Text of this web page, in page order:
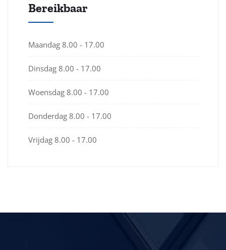
Bereikbaar
Maandag 8.00 - 17.00
Dinsdag 8.00 - 17.00
Woensdag 8.00 - 17.00
Donderdag 8.00 - 17.00
Vrijdag 8.00 - 17.00